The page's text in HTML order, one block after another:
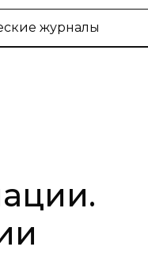
журналы